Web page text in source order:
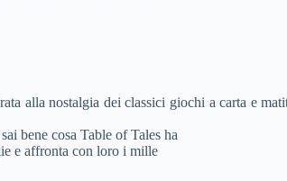
alla nostalgia dei classici giochi a carta e
bene cosa Table of Tales ha
e affronta con loro i mille